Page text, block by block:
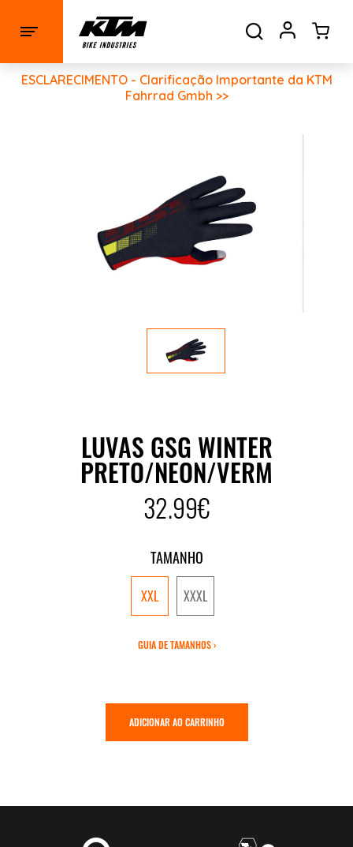
ESCLARECIMENTO - Clarificação Importante da KTM
Fahrrad Gmbh >>
LUVAS GSG WINTER
PRETO/NEON/VERM
32.99€
TAMANHO
XXL XXXL
GUIA DE TAMANHOS ›
ADICIONAR AO CARRINHO